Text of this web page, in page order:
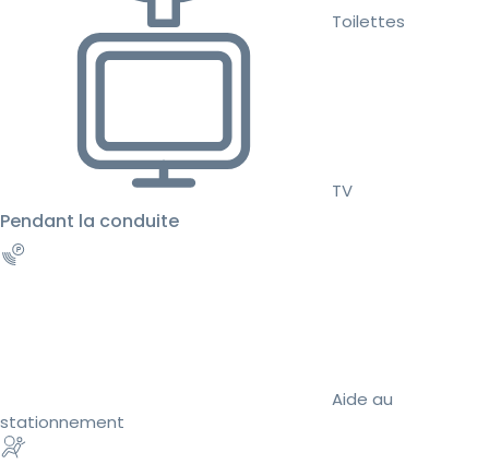
Toilettes
TV
Pendant la conduite
Aide au
stationnement